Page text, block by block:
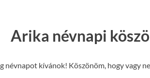
Arika névnapi
névnapot kívánok! Köszönöm, hogy vagy